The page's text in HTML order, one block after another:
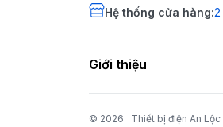
Hệ thống cửa hàng:2
Giới thiệu
© 2026 Thiết bị điện An Lộc